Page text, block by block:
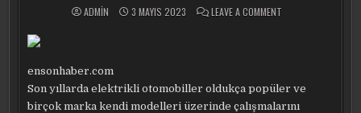
ADMIN 3 MAYIS 2023 LEAVE A COMMENTON
ensonhaber.com
Son yıllarda elektrikli otomobiller oldukça popüler ve
birçok marka kendi modelleri üzerinde çalışmalarını